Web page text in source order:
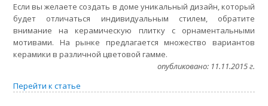
Если вы желаете создать в доме уникальный дизайн, который
будет отличаться индивидуальным стилем, обратите
внимание на керамическую плитку с орнаментальными
мотивами. На рынке предлагается множество вариантов
керамики в различной цветовой гамме.
опубликовано: 11.11.2015 г.
Перейти к статье